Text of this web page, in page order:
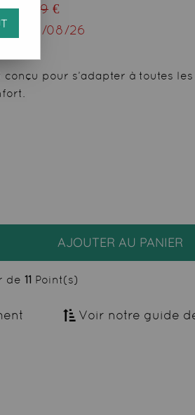
78,99 €
31/08/26
pour s’adapter à toutes
AJOUTER AU PANIER
de 11 Point(s)
Voir notre guide